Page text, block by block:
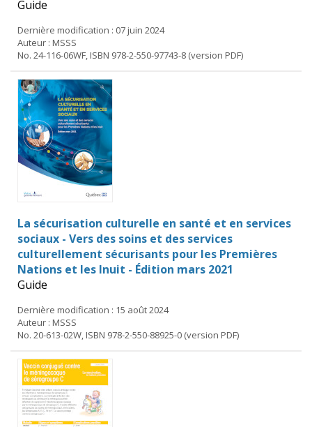
Guide
Dernière modification : 07 juin 2024
Auteur : MSSS
No. 24-116-06WF, ISBN 978-2-550-97743-8 (version PDF)
La sécurisation culturelle en santé et en services
sociaux - Vers des soins et des services
culturellement sécurisants pour les Premières
Nations et les Inuit - Édition mars 2021
Guide
Dernière modification : 15 août 2024
Auteur : MSSS
No. 20-613-02W, ISBN 978-2-550-88925-0 (version PDF)